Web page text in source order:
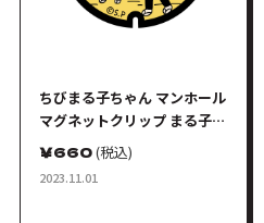
ちびまる子ちゃん マンホール
マグネットクリップ まる子＆
友蔵 カラーC
￥660(税込)
2023.11.01